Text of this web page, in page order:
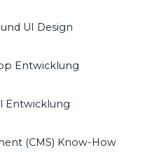
UI Design
Entwicklung
Entwicklung
(CMS) Know-How